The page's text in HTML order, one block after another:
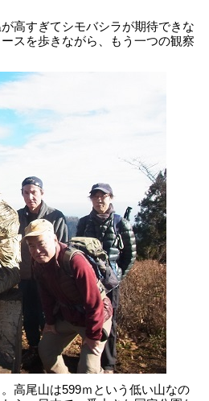
高すぎてシモバシラが期待できな
スを歩きながら、もう一つの観察
高尾山は599ｍという低い山なの